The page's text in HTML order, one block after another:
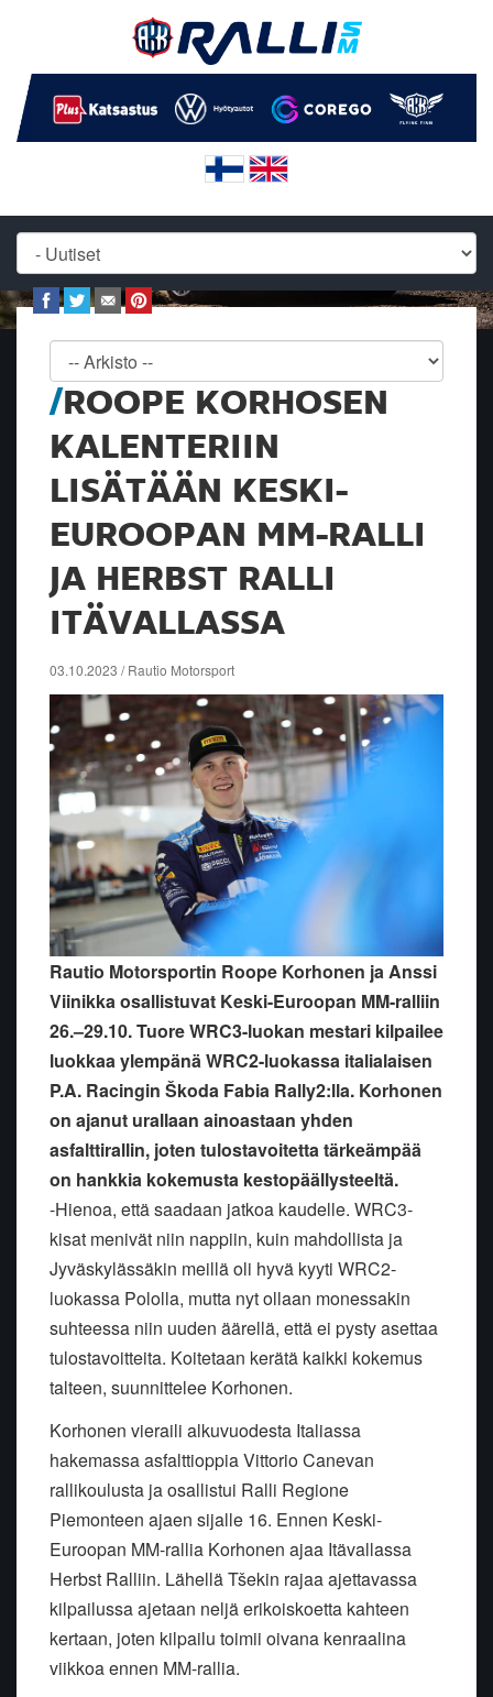
ROOPE KORHOSEN
KALENTERIIN
LISÄTÄÄN KESKI-
EUROOPAN MM-RALLI
JA HERBST RALLI
ITÄVALLASSA
03.10.2023 / Rautio Motorsport
Rautio Motorsportin Roope Korhonen ja Anssi
Viinikka osallistuvat Keski-Euroopan MM-ralliin
26.–29.10. Tuore WRC3-luokan mestari kilpailee
luokkaa ylempänä WRC2-luokassa italialaisen
P.A. Racingin Škoda Fabia Rally2:lla. Korhonen
on ajanut urallaan ainoastaan yhden
asfalttirallin, joten tulostavoitetta tärkeämpää
on hankkia kokemusta kestopäällysteeltä.
-Hienoa, että saadaan jatkoa kaudelle. WRC3-
kisat menivät niin nappiin, kuin mahdollista ja
Jyväskylässäkin meillä oli hyvä kyyti WRC2-
luokassa Pololla, mutta nyt ollaan monessakin
suhteessa niin uuden äärellä, että ei pysty asettaa
tulostavoitteita. Koitetaan kerätä kaikki kokemus
talteen, suunnittelee Korhonen.
Korhonen vieraili alkuvuodesta Italiassa
hakemassa asfalttioppia Vittorio Canevan
rallikoulusta ja osallistui Ralli Regione
Piemonteen ajaen sijalle 16. Ennen Keski-
Euroopan MM-rallia Korhonen ajaa Itävallassa
Herbst Ralliin. Lähellä Tšekin rajaa ajettavassa
kilpailussa ajetaan neljä erikoiskoetta kahteen
kertaan, joten kilpailu toimii oivana kenraalina
viikkoa ennen MM-rallia.